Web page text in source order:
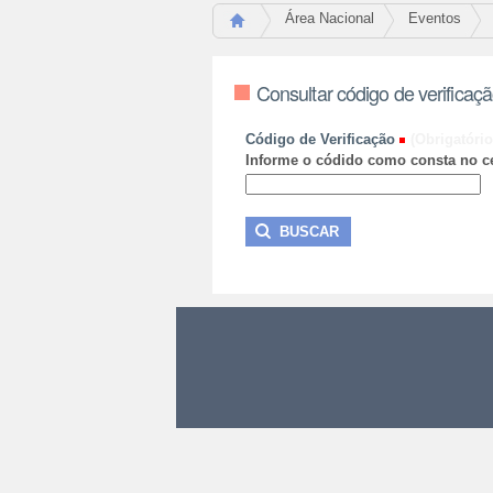
Área Nacional Eventos
Consultar código de
Código de Verificação
Informe o códido como consta no